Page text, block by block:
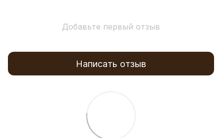
Добавьте первый отзыв
Написать отзыв